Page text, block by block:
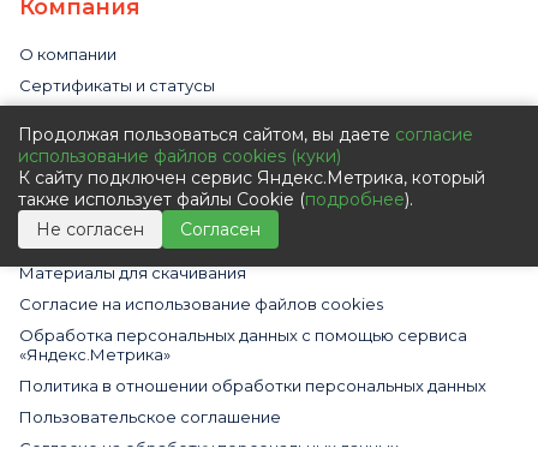
Компания
О компании
Сертификаты и статусы
Видео
Новости
Статьи
Вакансии
Материалы для скачивания
Cогласие на использование файлов cookies
Обработка персональных данных с помощью сервиса
«Яндекс.Метрика»
Политика в отношении обработки персональных данных
Пользовательское соглашение
Согласие на обработку персональных данных
Продолжая пользоваться сайтом, вы даете согласие
использование файлов cookies (куки)
К сайту подключен сервис Яндекс.Метрика, который
также использует файлы Cookie (подробнее).
Не согласен
Согласен